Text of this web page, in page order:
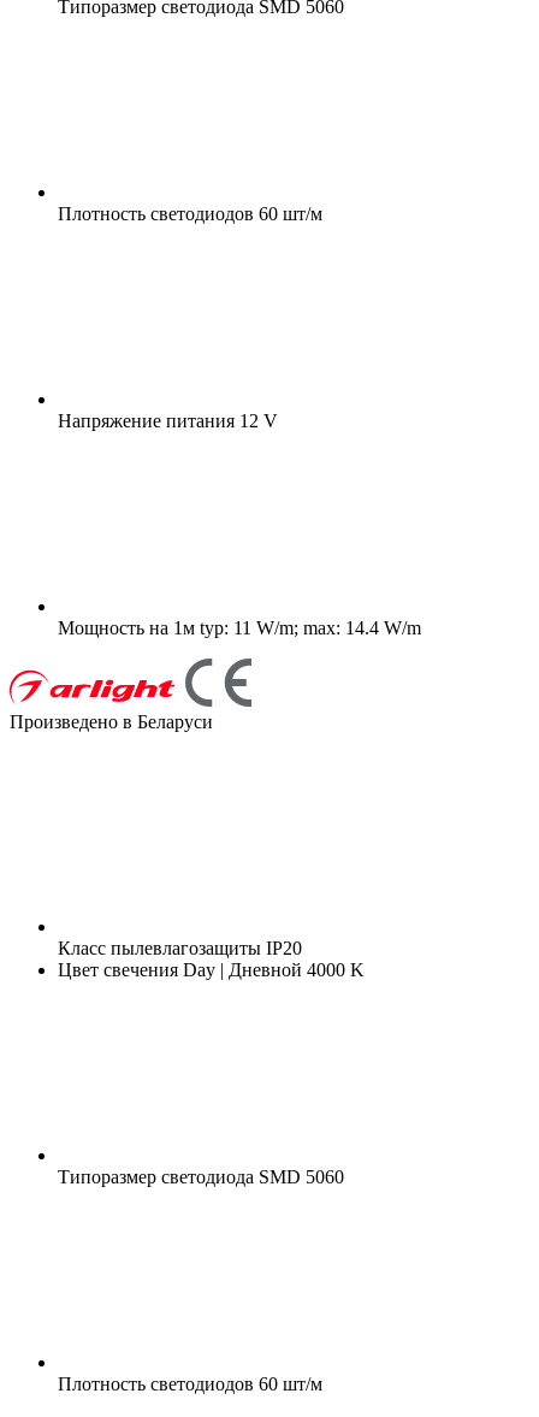
Типоразмер светодиода SMD 5060
Плотность светодиодов 60 шт/м
Напряжение питания 12 V
Мощность на 1м typ: 11 W/m; max: 14.4 W/m
Произведено в Беларуси
Класс пылевлагозащиты IP20
Цвет свечения Day | Дневной 4000 K
Типоразмер светодиода SMD 5060
Плотность светодиодов 60 шт/м